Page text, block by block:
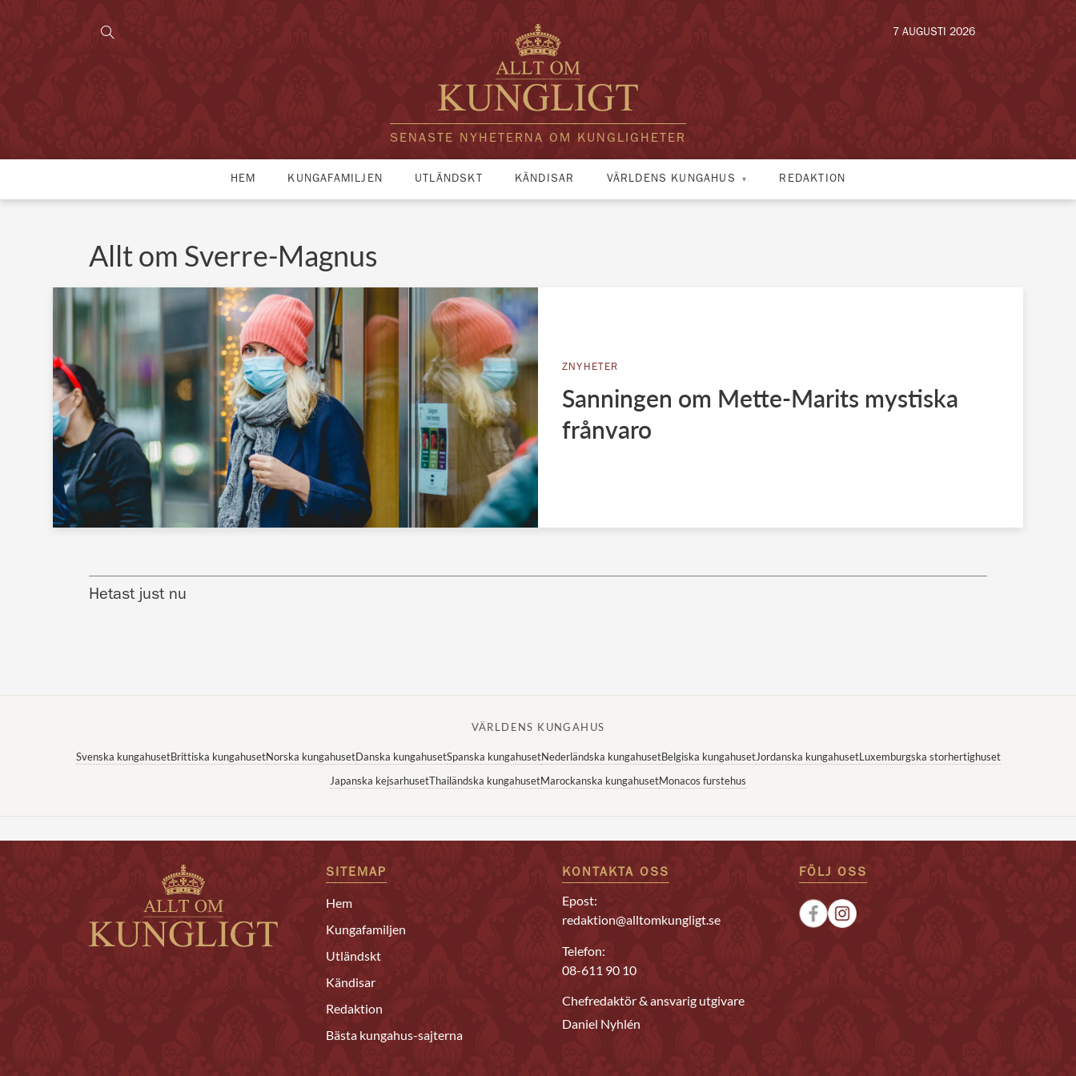
SENASTE NYHETERNA OM KUNGLIGHETER
7 AUGUSTI 2026
HEM KUNGAFAMILJEN UTLÄNDSKT KÄNDISAR VÄRLDENS KUNGAHUS REDAKTION
Allt om Sverre-Magnus
ZNYHETER
Sanningen om Mette-Marits mystiska
frånvaro
Hetast just nu
VÄRLDENS KUNGAHUS
Svenska kungahusetBrittiska kungahusetNorska kungahusetDanska kungahusetSpanska kungahusetNederländska kungahusetBelgiska kungahusetJordanska kungahusetLuxemburgska storhertighuset
Japanska kejsarhusetThailändska kungahusetMarockanska kungahusetMonacos furstehus
SITEMAP
Hem
Kungafamiljen
Utländskt
Kändisar
Redaktion
Bästa kungahus-sajterna
KONTAKTA OSS
Epost:
redaktion@alltomkungligt.se
Telefon:
08-611 90 10
Chefredaktör & ansvarig utgivare
Daniel Nyhlén
FÖLJ OSS